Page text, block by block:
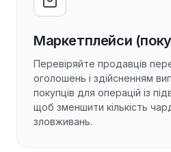
Маркетплейси
Перевіряйте продавців
оголошень і здійсненням
покупців для операцій із
щоб зменшити кількість
зловживань.